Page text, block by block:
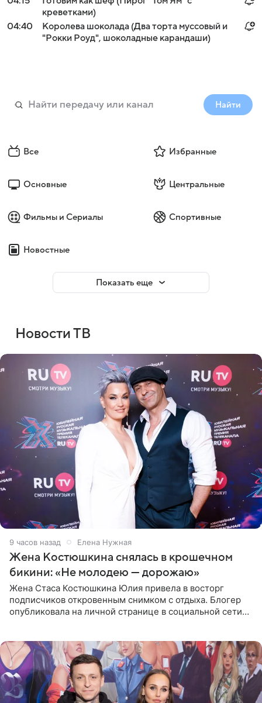
креветками)
04:40
Королева шоколада (Два торта муссовый и
"Рокки Роуд", шоколадные карандаши)
Найти
Все Избранные
Основные Центральные
Фильмы и Сериалы Спортивные
Новостные
Показать еще
Новости ТВ
9 часов назад Елена Нужная
Жена Костюшкина снялась в крошечном
бикини: «Не молодею — дорожаю»
Жена Стаса Костюшкина Юлия привела в восторг
подписчиков откровенным снимком с отдыха. Блогер
опубликовала на личной странице в социальной сети